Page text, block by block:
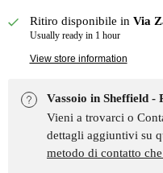
Ritiro disponibile in Via
Usually ready in 1 hour
View store information
Vassoio in Sheffield
Vieni a trovarci o
dettagli aggiuntivi su
metodo di contatto